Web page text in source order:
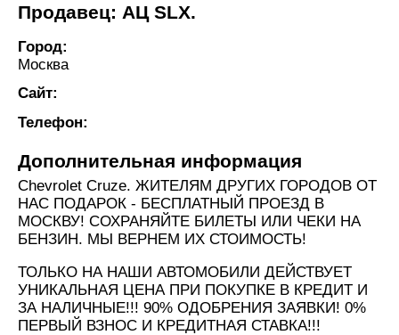
Продавец: АЦ SLX.
Город:
Москва
Сайт:
Телефон:
Дополнительная информация
Chevrolet Cruze. ЖИТЕЛЯМ ДРУГИХ ГОРОДОВ ОТ
НАС ПОДАРОК - БЕСПЛАТНЫЙ ПРОЕЗД В
МОСКВУ! СОХРАНЯЙТЕ БИЛЕТЫ ИЛИ ЧЕКИ НА
БЕНЗИН. МЫ ВЕРНЕМ ИХ СТОИМОСТЬ!
ТОЛЬКО НА НАШИ АВТОМОБИЛИ ДЕЙСТВУЕТ
УНИКАЛЬНАЯ ЦЕНА ПРИ ПОКУПКЕ В КРЕДИТ И
ЗА НАЛИЧНЫЕ!!! 90% ОДОБРЕНИЯ ЗАЯВКИ! 0%
ПЕРВЫЙ ВЗНОС И КРЕДИТНАЯ СТАВКА!!!